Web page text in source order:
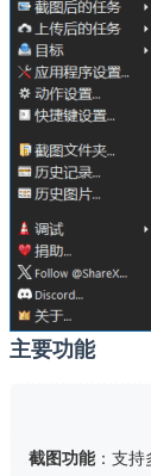
主要功能
截图功能：支持